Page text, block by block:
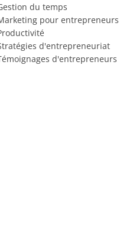
du temps
pour entrepreneurs
d'entrepreneuriat
d'entrepreneurs